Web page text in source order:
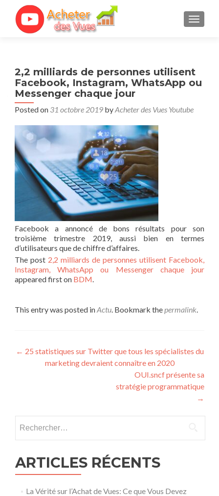
2,2 milliards de personnes utilisent
Facebook, Instagram, WhatsApp ou
Messenger chaque jour
Posted on 31 octobre 2019 byAcheter des Vues Youtube
Facebook a annoncé de bons résultats pour son
troisième trimestre 2019, aussi bien en termes
d’utilisateurs que de chiffre d’affaires.
The post 2,2 milliards de personnes utilisent Facebook,
Instagram, WhatsApp ou Messenger chaque jour
appeared first on BDM.
This entry was posted inActu. Bookmark thepermalink.
Post navigation
← 25 statistiques sur Twitter que tous les spécialistes du
marketing devraient connaître en 2020
OUI.sncf présente sa
stratégie programmatique
→
ARTICLES RÉCENTS
La Vérité sur l’Achat de Vues: Ce que Vous Devez